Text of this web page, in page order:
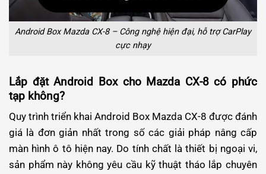
Android Box Mazda CX-8 – Công nghệ hiện đại, hỗ trợ CarPlay
cực nhạy
Lắp đặt Android Box cho Mazda CX-8 có phức
tạp không?
Quy trình triển khai Android Box Mazda CX-8 được đánh
giá là đơn giản nhất trong số các giải pháp nâng cấp
màn hình ô tô hiện nay. Do tính chất là thiết bị ngoại vi,
sản phẩm này không yêu cầu kỹ thuật tháo lắp chuyên